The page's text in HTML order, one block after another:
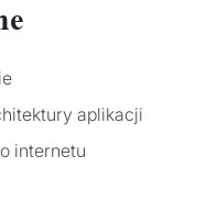
aplikacji
internetu